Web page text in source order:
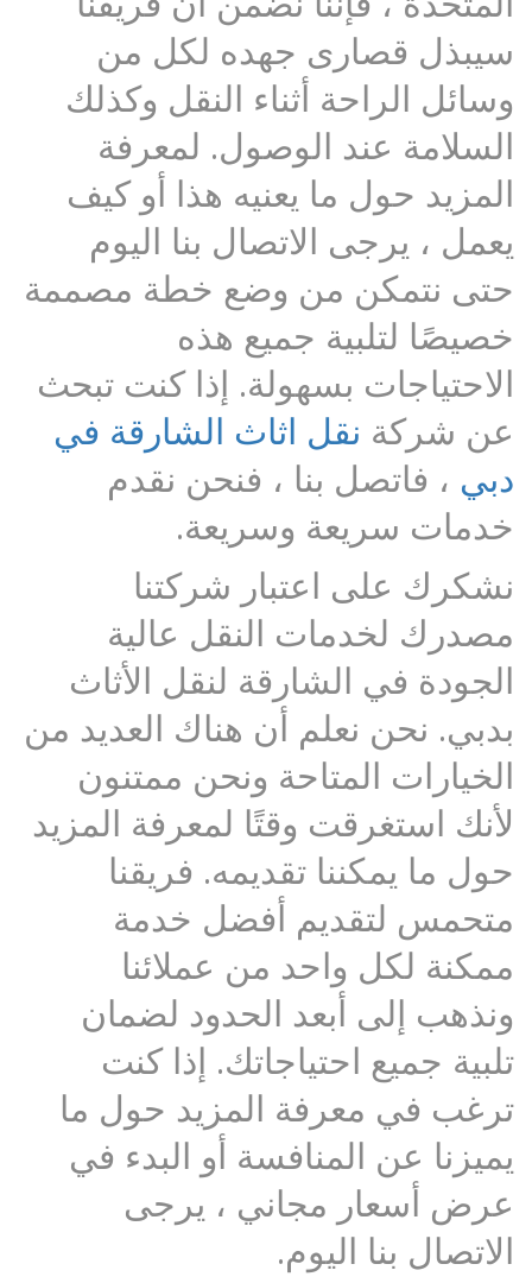
سيبذل قصارى جهده لكل من
وسائل الراحة أثناء النقل وكذلك
السلامة عند الوصول. لمعرفة
المزيد حول ما يعنيه هذا أو كيف
يعمل ، يرجى الاتصال بنا اليوم
حتى نتمكن من وضع خطة مصممة
خصيصًا لتلبية جميع هذه
الاحتياجات بسهولة. إذا كنت تبحث
عن شركةنقل اثاث الشارقة في
دبي ، فاتصل بنا ، فنحن نقدم
خدمات سريعة وسريعة.
نشكرك على اعتبار شركتنا
مصدرك لخدمات النقل عالية
الجودة في الشارقة لنقل الأثاث
بدبي. نحن نعلم أن هناك العديد من
الخيارات المتاحة ونحن ممتنون
لأنك استغرقت وقتًا لمعرفة المزيد
حول ما يمكننا تقديمه. فريقنا
متحمس لتقديم أفضل خدمة
ممكنة لكل واحد من عملائنا
ونذهب إلى أبعد الحدود لضمان
تلبية جميع احتياجاتك. إذا كنت
ترغب في معرفة المزيد حول ما
يميزنا عن المنافسة أو البدء في
عرض أسعار مجاني ، يرجى
الاتصال بنا اليوم.